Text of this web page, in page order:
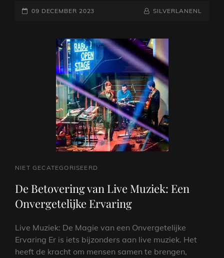
CASSETTE
NOSTALGISCHE
REIS
NAAR
HET
TIJDPERK
VAN
DE
CASSETTES
GEPLAATST
09 DECEMBER 2023 NAAMREGEL
BYLINE
SILVERLANENL
CAT
NIET GECATEGORISEERD
De Betovering van Live Muziek: Een
Onvergetelijke Ervaring
Live Muziek: De Magie van een Onvergetelijke
Ervaring Er is iets bijzonders aan live muziek. Het
heeft de kracht om mensen samen te brengen,